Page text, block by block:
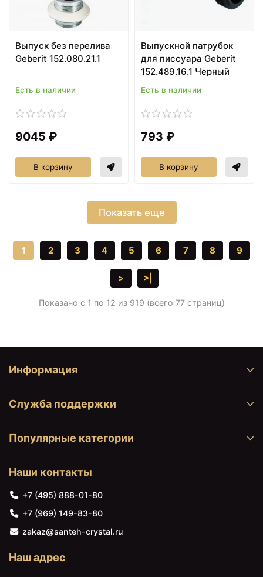
Выпуск без перелива
Geberit 152.080.21.1
Есть в наличии
9045 ₽
В корзину
Выпускной патрубок
для писсуара Geberit
152.489.16.1 Черный
Есть в наличии
793 ₽
В корзину
Показать еще
1 2 3 4 5 6 7 8 9
> >|
Показано с 1 по 12 из 919 (всего 77 страниц)
Информация
Служба поддержки
Популярные категории
Наши контакты
+7 (495) 888-01-80
+7 (969) 149-83-80
zakaz@santeh-crystal.ru
Наш адрес